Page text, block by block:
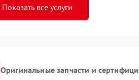
Показать все услуги
Оригинальные запчасти и